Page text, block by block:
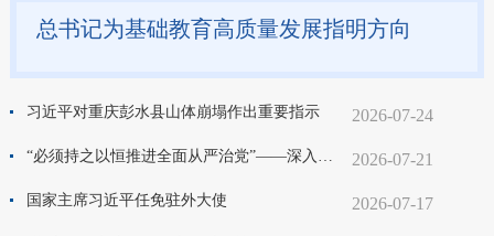
总书记为基础教育高质量发展指明方向
习近平对重庆彭水县山体崩塌作出重要指示 2026-07-24
“必须持之以恒推进全面从严治党”——深入学习贯彻习近平总书记在庆祝中国共产党成立105周年大会上重要讲话系列述评之十六 2026-07-21
国家主席习近平任免驻外大使 2026-07-17